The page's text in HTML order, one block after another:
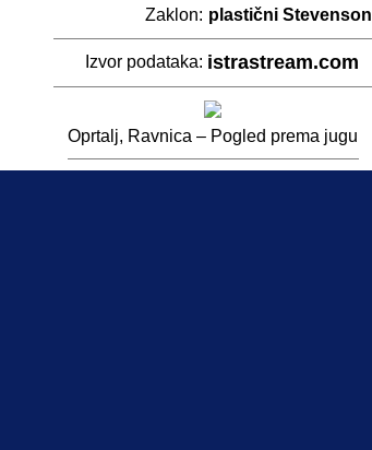
Zaklon: plastični Stevenson
Izvor podataka: istrastream.com
Oprtalj, Ravnica – Pogled prema jugu